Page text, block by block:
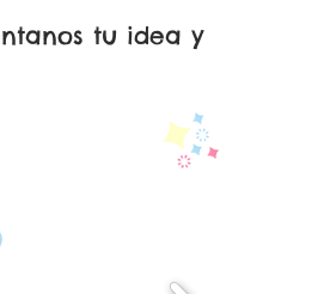
tu idea y